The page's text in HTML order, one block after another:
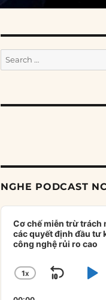
Search
for:
NGHE PODCAST
Audio
Player
Cơ chế miễn trừ trách
các quyết định đầu tư
công nghệ rủi ro cao
CHANGE
1X
SKIP